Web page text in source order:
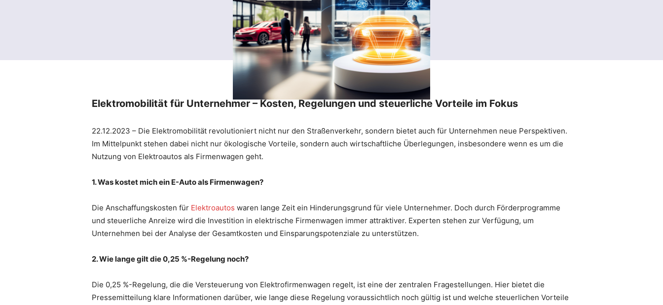
Elektromobilität für Unternehmer – Kosten, Regelungen und steuerliche Vorteile im Fokus
22.12.2023 – Die Elektromobilität revolutioniert nicht nur den Straßenverkehr, sondern bietet auch für Unternehmen neue Perspektiven.
Im Mittelpunkt stehen dabei nicht nur ökologische Vorteile, sondern auch wirtschaftliche Überlegungen, insbesondere wenn es um die
Nutzung von Elektroautos als Firmenwagen geht.
1. Was kostet mich ein E-Auto als Firmenwagen?
Die Anschaffungskosten für Elektroautos waren lange Zeit ein Hinderungsgrund für viele Unternehmer. Doch durch Förderprogramme
und steuerliche Anreize wird die Investition in elektrische Firmenwagen immer attraktiver. Experten stehen zur Verfügung, um
Unternehmen bei der Analyse der Gesamtkosten und Einsparungspotenziale zu unterstützen.
2. Wie lange gilt die 0,25 %-Regelung noch?
Die 0,25 %-Regelung, die die Versteuerung von Elektrofirmenwagen regelt, ist eine der zentralen Fragestellungen. Hier bietet die
Pressemitteilung klare Informationen darüber, wie lange diese Regelung voraussichtlich noch gültig ist und welche steuerlichen Vorteile